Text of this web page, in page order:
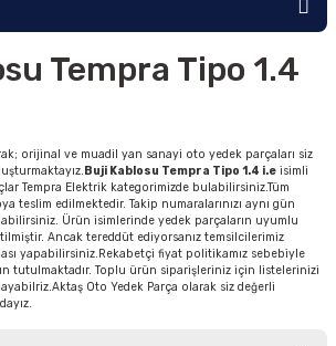
Tempra Tipo 1.4
orijinal ve muadil yan sanayi oto yedek parçaları siz
Buji Kablosu Tempra Tipo 1.4 i.e isimli
Tempra Elektrik kategorimizde bulabilirsiniz.Tüm
teslim edilmektedir. Takip numaralarınızı aynı gün
Ürün isimlerinde yedek parçaların uyumlu
Ancak tereddüt ediyorsanız temsilcilerimiz
yapabilirsiniz.Rekabetçi fiyat politikamız sebebiyle
tutulmaktadır. Toplu ürün siparişleriniz için listelerinizi
Oto Yedek Parça olarak siz değerli